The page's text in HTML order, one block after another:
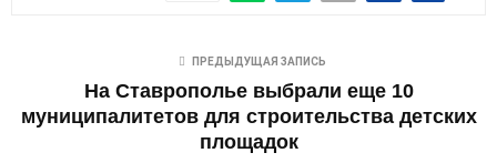
ПРЕДЫДУЩАЯ ЗАПИСЬ
На Ставрополье выбрали еще 10
муниципалитетов для строительства детских
площадок